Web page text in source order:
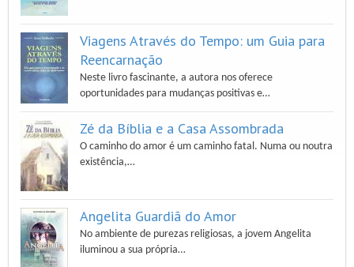
Viagens Através do Tempo: um Guia para
Reencarnação
Neste livro fascinante, a autora nos oferece
oportunidades para mudanças positivas e…
Zé da Bíblia e a Casa Assombrada
O caminho do amor é um caminho fatal. Numa ou noutra
existência,…
Angelita Guardiã do Amor
No ambiente de purezas religiosas, a jovem Angelita
iluminou a sua própria…